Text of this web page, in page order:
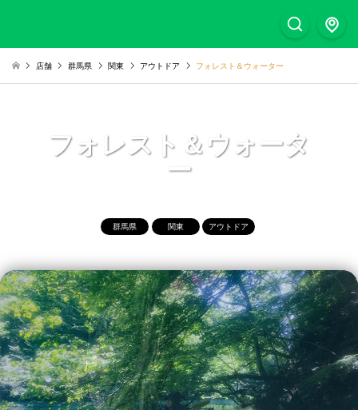
店舗 群馬県 関東 アウトドア フォレスト＆ウォーター
フォレスト＆ウォータ
ー
群馬県 関東 アウトドア